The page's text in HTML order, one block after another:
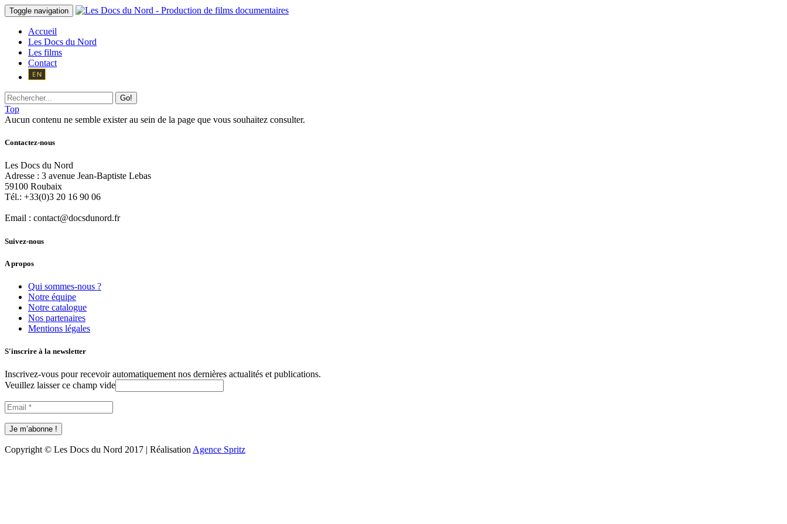
Toggle navigation
Accueil
Les Docs du Nord
Les films
Contact
Go!
Top
Aucun contenu ne semble exister au sein de la page que vous souhaitez consulter.
Contactez-nous
Les Docs du Nord
Adresse : 3 avenue Jean-Baptiste Lebas
59100 Roubaix
Tél.: +33(0)3 20 16 90 06
Email : contact@docsdunord.fr
Suivez-nous
A propos
Qui sommes-nous ?
Notre équipe
Notre catalogue
Nos partenaires
Mentions légales
S'inscrire à la newsletter
Inscrivez-vous pour recevoir automatiquement nos dernières actualités et publications.
Veuillez laisser ce champ vide
Copyright © Les Docs du Nord 2017 | Réalisation Agence Spritz